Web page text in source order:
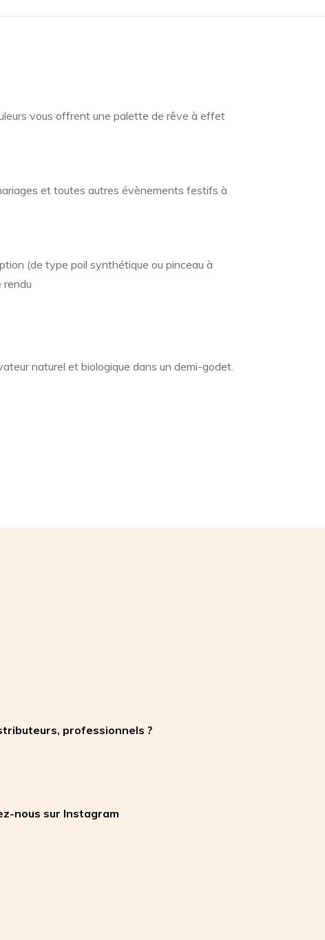
vous offrent une palette de rêve à effet
et toutes autres évènements festifs à
(de type poil synthétique ou pinceau à
rendu
naturel et biologique dans un demi-godet.
professionnels ?
nous sur Instagram